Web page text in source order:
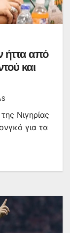
ήττα από
και
Νιγηρίας
για τα